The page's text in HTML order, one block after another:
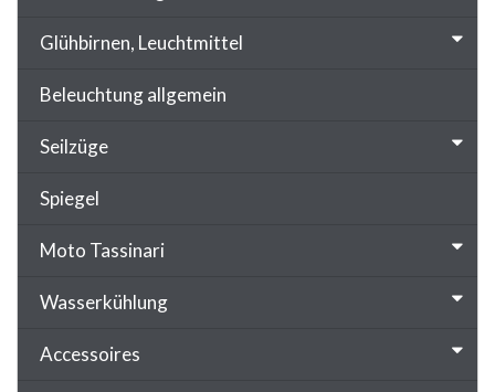
Glühbirnen, Leuchtmittel
Beleuchtung allgemein
Seilzüge
Spiegel
Moto Tassinari
Wasserkühlung
Accessoires